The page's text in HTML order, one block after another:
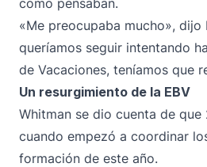
como pensaban.
«Me preocupaba mucho», dijo
queríamos seguir intentando
de Vacaciones, teníamos que
Un resurgimiento de la EBV
Whitman se dio cuenta de
cuando empezó a coordinar
formación de este año.